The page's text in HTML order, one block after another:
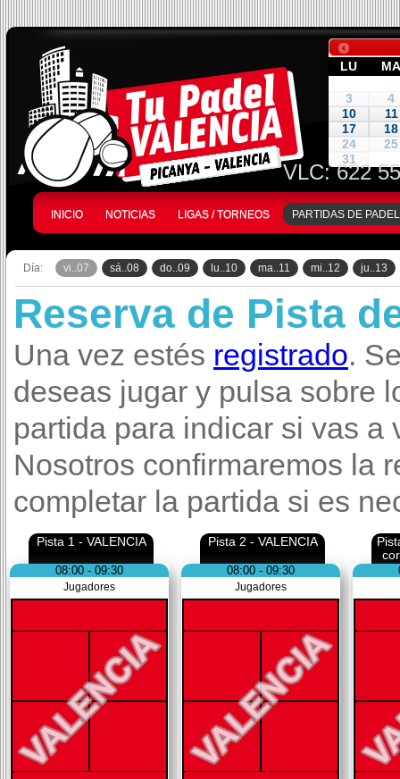
LU MA
3
4
10
11
17
18
24
25
31
VLC:622
INICIO NOTICIAS LIGAS / TORNEOS PARTIDAS DE PADEL
Día: vi..07 sá..08 do..09 lu..10 ma..11 mi..12 ju..13
Reserva de Pista
Una vez estés registrado.
deseas jugar y pulsa sobre
partida para indicar si vas
Nosotros confirmaremos la
completar la partida si es
Pista 1 - VALENCIA
08:00 - 09:30
Jugadores
Pista 2 - VALENCIA
08:00 - 09:30
Jugadores